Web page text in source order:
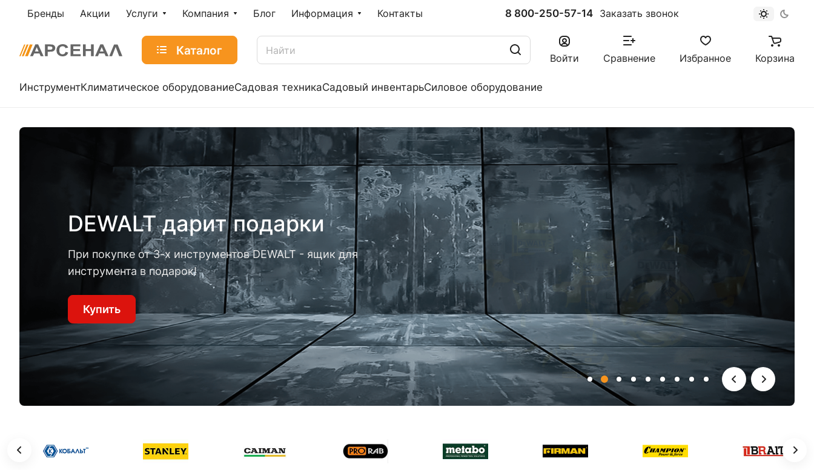
Бренды Акции Услуги Компания Блог Информация Контакты 8 800-250-57-14 Заказать звонок
Каталог
Войти Сравнение Избранное Корзина
ИнструментКлиматическое оборудованиеСадовая техникаСадовый инвентарьСиловое оборудование
DEWALT дарит подарки
При покупке от 3-х инструментов DEWALT - ящик для
инструмента в подарок!
Купить